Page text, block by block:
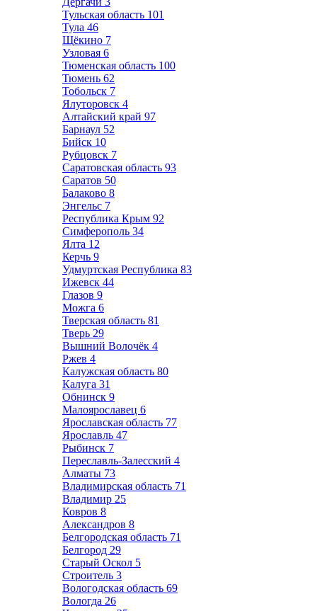
Тульская область 101
Тула 46
Щёкино 7
Узловая 6
Тюменская область 100
Тюмень 62
Тобольск 7
Ялуторовск 4
Алтайский край 97
Барнаул 52
Бийск 10
Рубцовск 7
Саратовская область 93
Саратов 50
Балаково 8
Энгельс 7
Республика Крым 92
Симферополь 34
Ялта 12
Керчь 9
Удмуртская Республика 83
Ижевск 44
Глазов 9
Можга 6
Тверская область 81
Тверь 29
Вышний Волочёк 4
Ржев 4
Калужская область 80
Калуга 31
Обнинск 9
Малоярославец 6
Ярославская область 77
Ярославль 47
Рыбинск 7
Переславль-Залесский 4
Алматы 73
Владимирская область 71
Владимир 25
Ковров 8
Александров 8
Белгородская область 71
Белгород 29
Старый Оскол 5
Строитель 3
Вологодская область 69
Вологда 26